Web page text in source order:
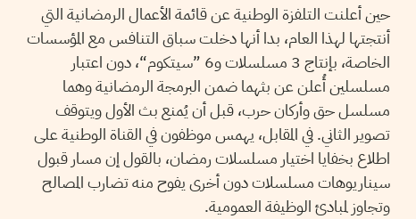
حين أعلنت التلفزة الوطنية عن قائمة الأعمال الرمضانية التي
أنتجتها لهذا العام، بدا أنها دخلت سباق التنافس مع المؤسسات
الخاصة، بإنتاج 3 مسلسلات و6 ”سيتكوم“، دون اعتبار
مسلسلين أُعلن عن بثهما ضمن البرمجة الرمضانية وهما
مسلسل حق وأركان حرب، قبل أن يُمنع بث الأول ويتوقف
تصوير الثاني. في المقابل، يهمس موظفون في القناة الوطنية على
اطلاع بخفايا اختيار مسلسلات رمضان، بالقول إن مسار قبول
سيناريوهات مسلسلات دون أخرى يفوح منه تضارب المصالح
وتجاوز لمبادئ الوظيفة العمومية.